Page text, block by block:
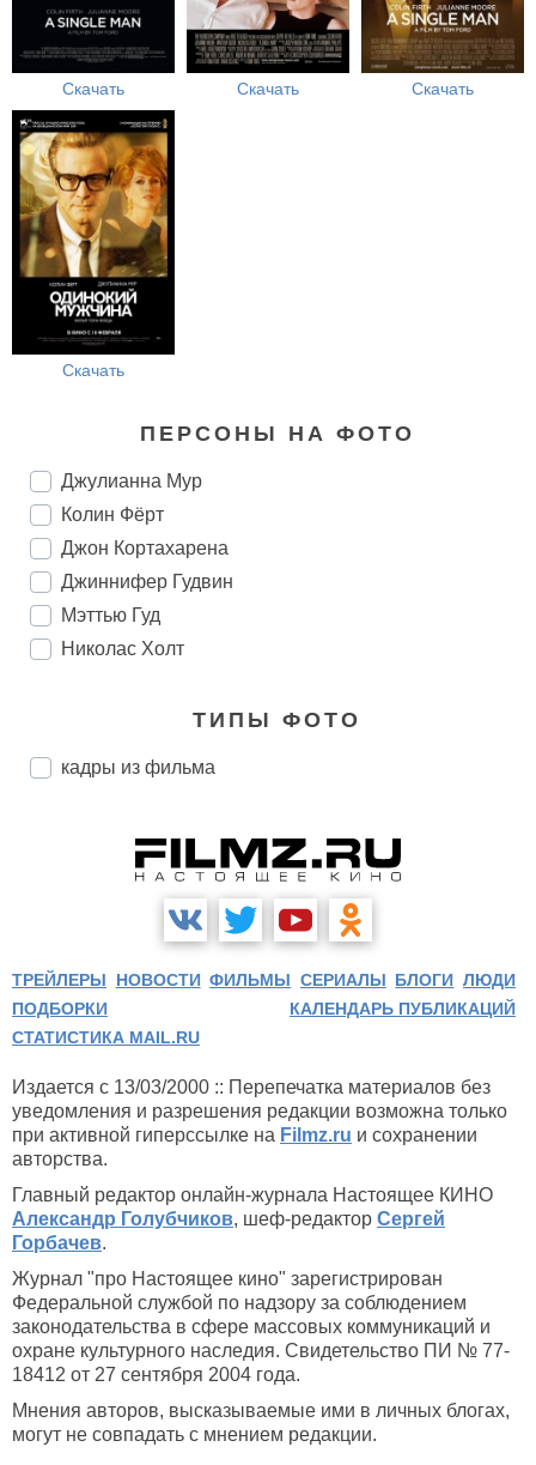
Скачать Скачать Скачать
Скачать
ПЕРСОНЫ НА ФОТО
Джулианна Мур
Колин Фёрт
Джон Кортахарена
Джиннифер Гудвин
Мэттью Гуд
Николас Холт
ТИПЫ ФОТО
кадры из фильма
ТРЕЙЛЕРЫ НОВОСТИ ФИЛЬМЫ СЕРИАЛЫ БЛОГИ ЛЮДИ
ПОДБОРКИ
КАЛЕНДАРЬ ПУБЛИКАЦИЙ
СТАТИСТИКА MAIL.RU
Издается с 13/03/2000 :: Перепечатка материалов без
уведомления и разрешения редакции возможна только
при активной гиперссылке на Filmz.ru и сохранении
авторства.
Главный редактор онлайн-журнала Настоящее КИНО
Александр Голубчиков, шеф-редактор Сергей
Горбачев.
Журнал "про Настоящее кино" зарегистрирован
Федеральной службой по надзору за соблюдением
законодательства в сфере массовых коммуникаций и
охране культурного наследия. Свидетельство ПИ № 77-
18412 от 27 сентября 2004 года.
Мнения авторов, высказываемые ими в личных блогах,
могут не совпадать с мнением редакции.